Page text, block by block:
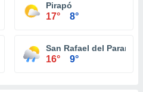
Pirapó
17° 8°
San Rafael del Paraná
16° 9°